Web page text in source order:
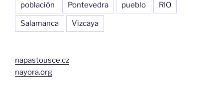
población Pontevedra pueblo RIO
Salamanca Vizcaya
napastousce.cz
nayora.org